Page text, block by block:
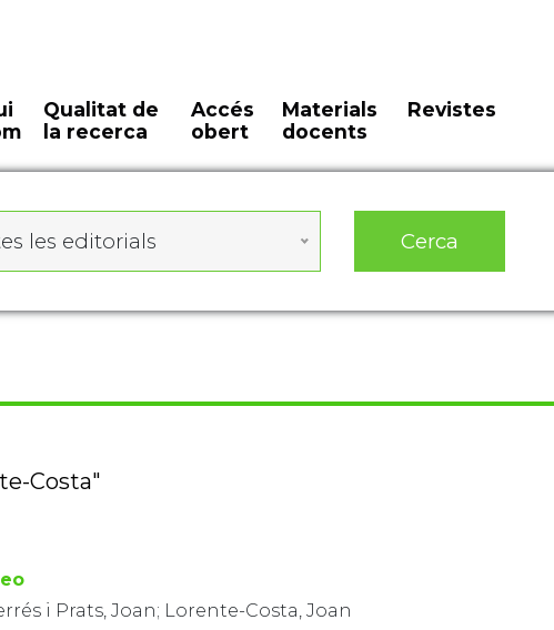
Qualitat de
la recerca
Accés
obert
Materials
docents
Revistes
les editorials Cerca
Costa"
i Prats, Joan; Lorente-Costa, Joan